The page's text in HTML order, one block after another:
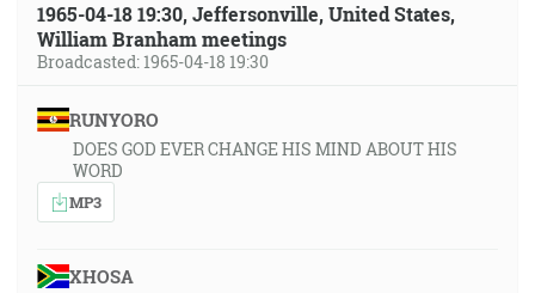
1965-04-18 19:30, Jeffersonville, United States,
William Branham meetings
Broadcasted: 1965-04-18 19:30
RUNYORO
DOES GOD EVER CHANGE HIS MIND ABOUT HIS
WORD
MP3
XHOSA